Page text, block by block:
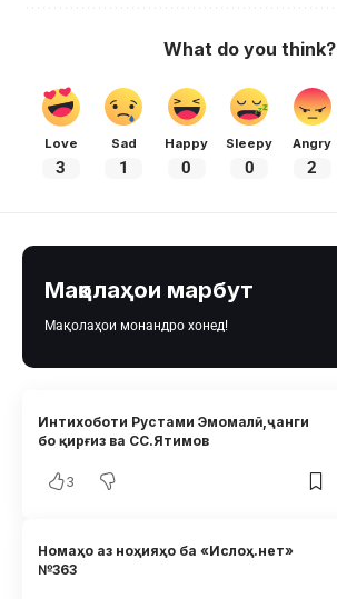
What do you think?
Love
3
Sad
1
Happy
0
Sleepy
0
Angry
2
Мақолаҳои марбут
Мақолаҳои монандро хонед!
Интихоботи Рустами Эмомалӣ,ҷанги
бо қирғиз ва СС.Ятимов
3
Номаҳо аз ноҳияҳо ба «Ислоҳ.нет»
№363